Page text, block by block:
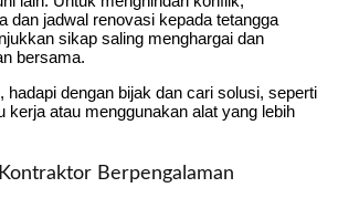
dan jadwal renovasi kepada tetangga
sikap saling menghargai dan
bersama.
hadapi dengan bijak dan cari solusi, seperti
kerja atau menggunakan alat yang lebih
Berpengalaman